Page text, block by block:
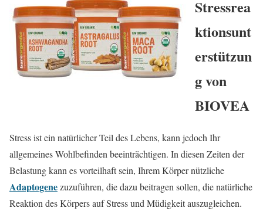
Stressrea
ktionsunt
erstützun
g von
BIOVEA
Stress ist ein natürlicher Teil des Lebens, kann jedoch Ihr
allgemeines Wohlbefinden beeinträchtigen. In diesen Zeiten der
Belastung kann es vorteilhaft sein, Ihrem Körper nützliche
Adaptogenezuzuführen, die dazu beitragen sollen, die natürliche
Reaktion des Körpers auf Stress und Müdigkeit auszugleichen.